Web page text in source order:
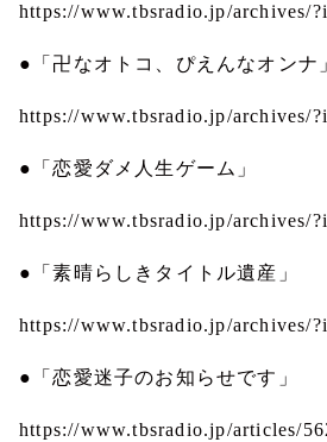
https://www.tbsradio.jp/archives/
●「卍なオトコ、ぴえんなオンナ
https://www.tbsradio.jp/archives/
●「恋愛ダメ人生ゲーム」
https://www.tbsradio.jp/archives/
●「素晴らしきタイトル遺産」
https://www.tbsradio.jp/archives/
●「恋愛迷子のお知らせです」
https://www.tbsradio.jp/articles/